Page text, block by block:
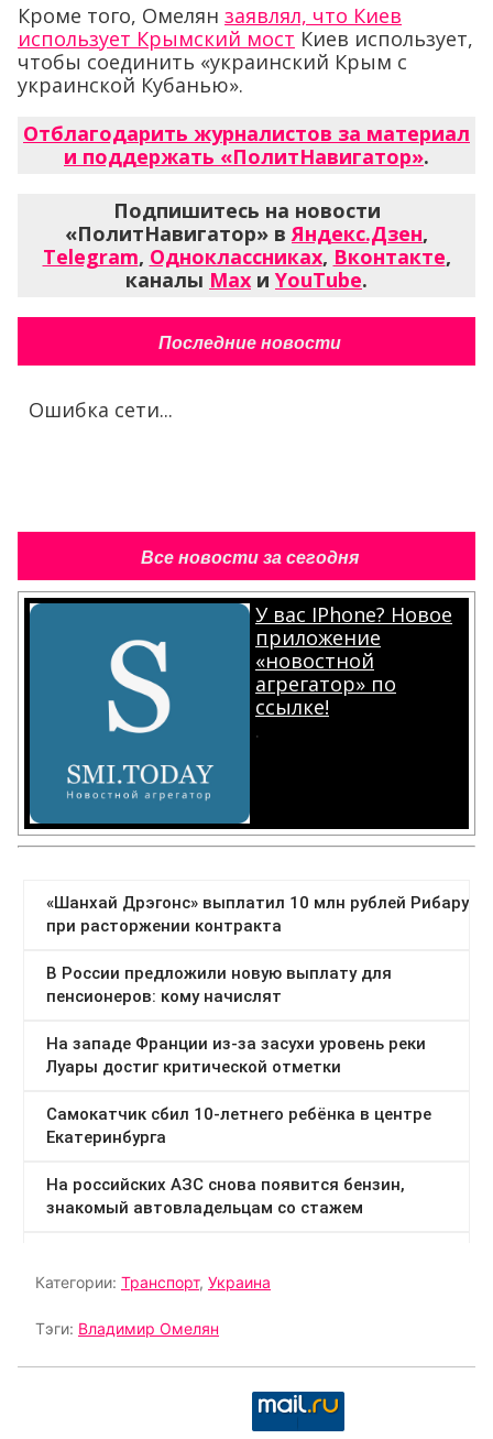
Кроме того, Омелян заявлял, что Киев
использует Крымский мост Киев использует,
чтобы соединить «украинский Крым с
украинской Кубанью».
Отблагодарить журналистов за материал
и поддержать «ПолитНавигатор».
Подпишитесь на новости
«ПолитНавигатор» вЯндекс.Дзен,
Telegram, Одноклассниках, Вконтакте,
каналы Max и YouTube.
Последние новости
Ошибка сети...
Все новости за сегодня
У вас IPhone? Новое
приложение
«новостной
агрегатор» по
ссылке!
.
Категории: Транспорт, Украина
Тэги: Владимир Омелян